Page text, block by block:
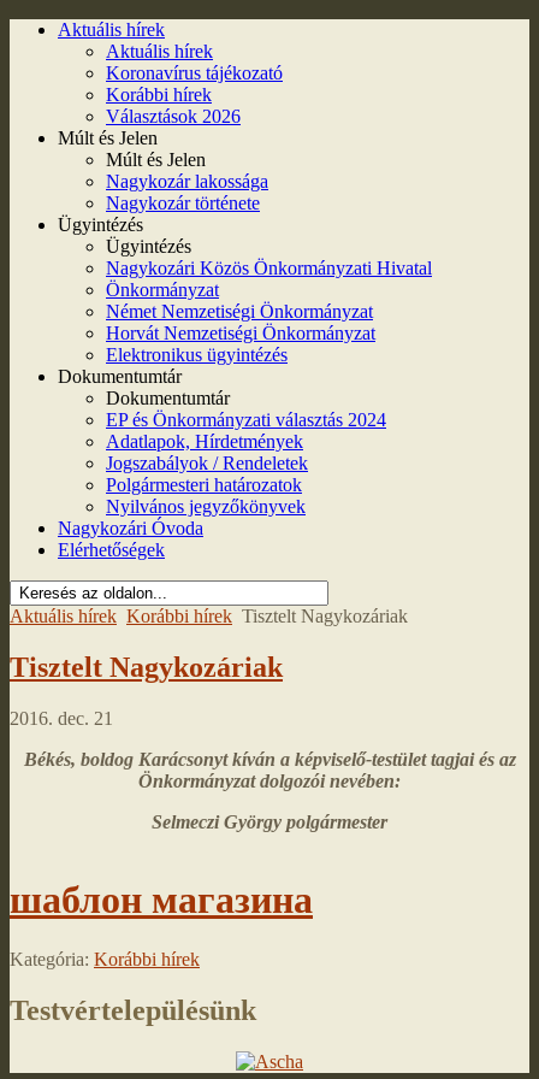
Aktuális hírek
Aktuális hírek
Koronavírus tájékozató
Korábbi hírek
Választások 2026
Múlt és Jelen
Múlt és Jelen
Nagykozár lakossága
Nagykozár története
Ügyintézés
Ügyintézés
Nagykozári Közös Önkormányzati Hivatal
Önkormányzat
Német Nemzetiségi Önkormányzat
Horvát Nemzetiségi Önkormányzat
Elektronikus ügyintézés
Dokumentumtár
Dokumentumtár
EP és Önkormányzati választás 2024
Adatlapok, Hírdetmények
Jogszabályok / Rendeletek
Polgármesteri határozatok
Nyilvános jegyzőkönyvek
Nagykozári Óvoda
Elérhetőségek
Aktuális hírek Korábbi hírek Tisztelt Nagykozáriak
Tisztelt Nagykozáriak
2016. dec. 21
Békés, boldog Karácsonyt kíván a képviselő-testület tagjai és az
Önkormányzat dolgozói nevében:
Selmeczi György polgármester
шаблон магазина
Kategória: Korábbi hírek
Testvértelepülésünk